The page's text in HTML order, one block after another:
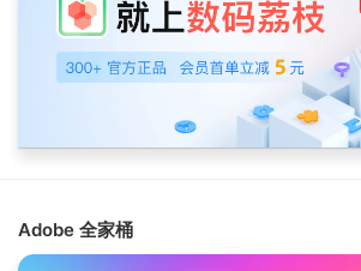
Adobe 全家桶